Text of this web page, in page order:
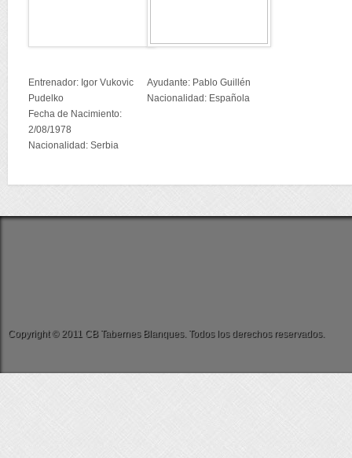
Entrenador: Igor Vukovic
Pudelko
Fecha de Nacimiento:
2/08/1978
Nacionalidad: Serbia
Ayudante: Pablo Guillén
Nacionalidad: Española
Copyright © 2011 CB Tabernes Blanques. Todos los derechos reservados.